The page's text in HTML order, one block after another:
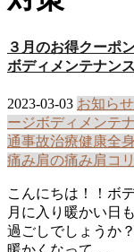
３月のお得クーポ
ボディメンテナン
2023-03-03 お知らせ
ージボディメンテ
通事故治療健康全
痛み肩の痛み肩コリ
こんにちは！！ボ
月に入り暖かい日
過ごしでしょうか